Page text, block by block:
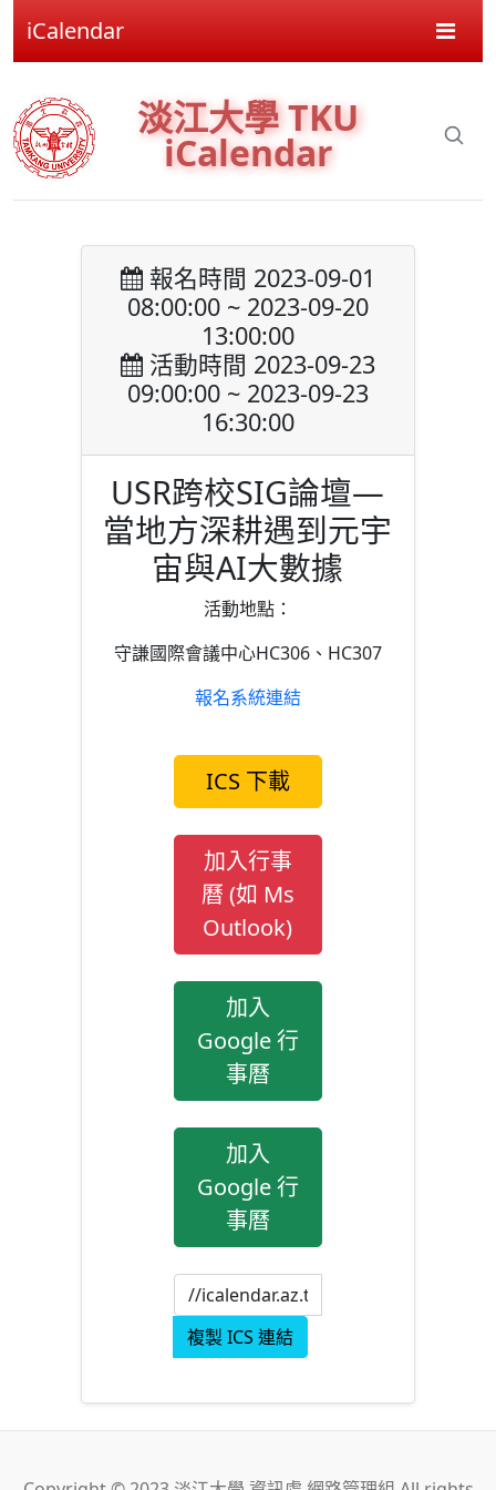
iCalendar
淡江大學 TKU
iCalendar
報名時間 2023-09-01
08:00:00 ~ 2023-09-20
13:00:00
活動時間 2023-09-23
09:00:00 ~ 2023-09-23
16:30:00
USR跨校SIG論壇—
當地方深耕遇到元宇
宙與AI大數據
活動地點：
守謙國際會議中心HC306、HC307
報名系統連結
ICS 下載
加入行事
曆 (如 Ms
Outlook)
加入
Google 行
事曆
加入
Google 行
事曆
複製 ICS 連結